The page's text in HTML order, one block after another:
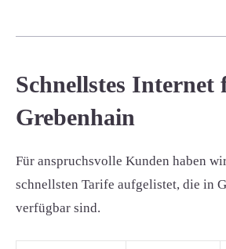
Schnellstes Internet
Grebenhain
Für anspruchsvolle Kunden haben
schnellsten Tarife aufgelistet, die in
verfügbar sind.